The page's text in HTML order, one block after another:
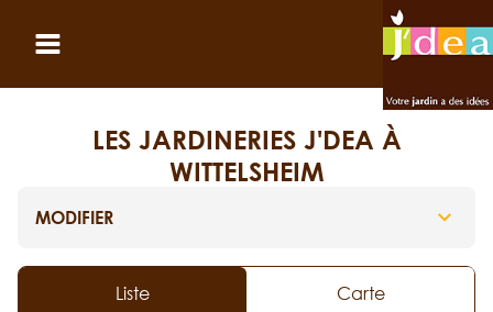
LES JARDINERIES J'DEA À
WITTELSHEIM
MODIFIER
Liste Carte